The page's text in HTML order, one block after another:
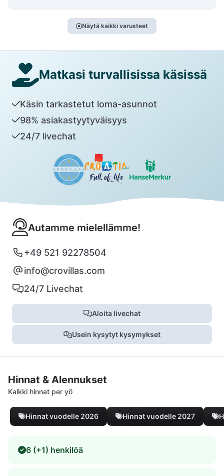
Näytä kaikki varusteet
Matkasi turvallisissa käsissä
Käsin tarkastetut loma-asunnot
98% asiakastyytyväisyys
24/7 livechat
Autamme mielellämme!
+49 521 92278504
info@crovillas.com
24/7 Livechat
Aloita livechat
Usein kysytyt kysymykset
Hinnat & Alennukset
Kaikki hinnat per yö
Hinnat vuodelle 2026 Hinnat vuodelle 2027
6 (+1) henkilöä